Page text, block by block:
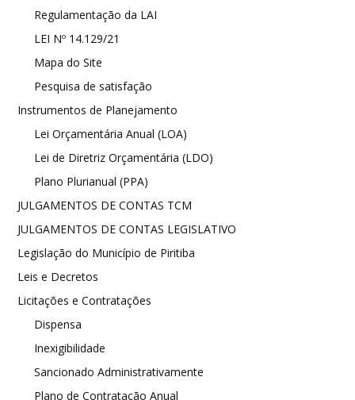
Regulamentação da LAI
LEI Nº 14.129/21
Mapa do Site
Pesquisa de satisfação
Instrumentos de Planejamento
Lei Orçamentária Anual (LOA)
Lei de Diretriz Orçamentária (LDO)
Plano Plurianual (PPA)
JULGAMENTOS DE CONTAS TCM
JULGAMENTOS DE CONTAS LEGISLATIVO
Legislação do Município de Piritiba
Leis e Decretos
Licitações e Contratações
Dispensa
Inexigibilidade
Sancionado Administrativamente
Plano de Contratação Anual